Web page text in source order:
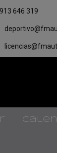
913 646 319